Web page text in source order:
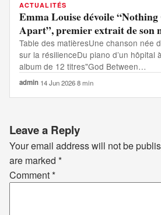
ACTUALITÉS
Emma Louise dévoile
Apart”, premier extrait de son
Table des matièresUne chanson née
sur la résilienceDu piano d’un hôpital
album de 12 titres"God Between…
admin·14 Jun 2026·8 min
Leave a Reply
Your email address will not be
are marked *
Comment*